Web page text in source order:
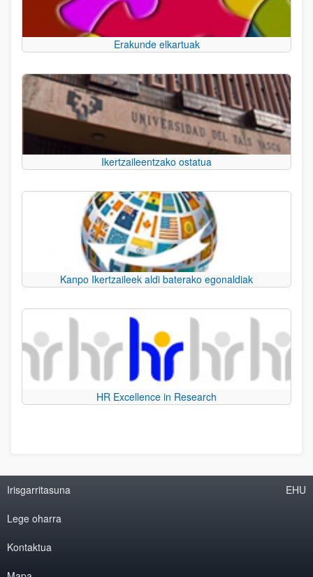
Erakunde elkartuak
Ikertzaileentzako ostatua
Kanpo Ikertzaileek aldi baterako egonaldiak
HR Excellence in Research
Irisgarritasuna
Lege oharra
Kontaktua
EHU